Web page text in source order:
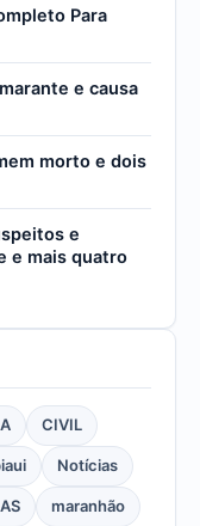
Para
e causa
morto e dois
e
e mais quatro
CIVIL
Notícias
maranhão